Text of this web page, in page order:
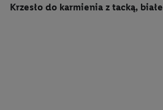
Krzesło do karmienia z tacką, białe